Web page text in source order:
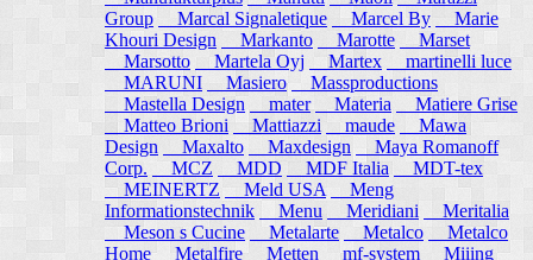
Group
Marcal Signaletique Marcel By
Marie
Khouri Design
Markanto Marotte
Marset
Marsotto
Martela Oyj Martex
martinelli luce
MARUNI
Masiero
Massproductions
Mastella Design
mater Materia
Matiere Grise
Matteo Brioni
Mattiazzi maude
Mawa
Design
Maxalto Maxdesign
Maya Romanoff
Corp.
MCZ MDD MDF Italia
MDT-tex
MEINERTZ
Meld USA
Meng
Informationstechnik
Menu Meridiani
Meritalia
Meson s Cucine
Metalarte Metalco
Metalco
Home Metalfire Metten mf-system
Miiing